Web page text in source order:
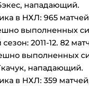
нападающий.
в НХЛ: 965
выполненных
2011-12. 82
выполненных
нападающий.
в НХЛ: 359